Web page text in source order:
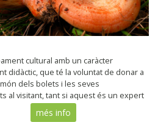
cultural amb un caràcter
didàctic, que té la voluntat de donar a
dels bolets i les seves
al visitant, tant si aquest és un expert
d’un neòfit.
més info